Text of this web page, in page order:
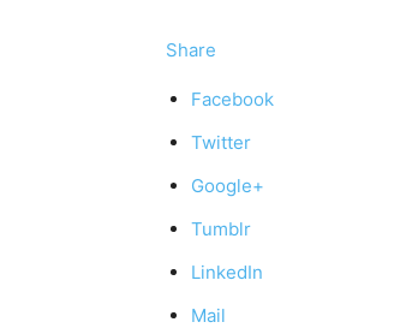
Share
Facebook
Twitter
Google+
Tumblr
LinkedIn
Mail